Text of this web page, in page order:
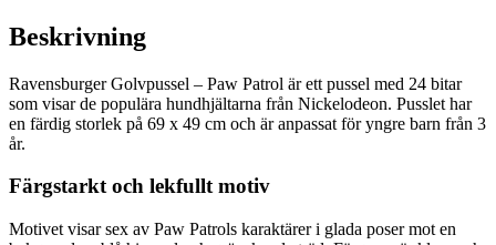
Beskrivning
Ravensburger Golvpussel – Paw Patrol är ett pussel med 24 bitar
som visar de populära hundhjältarna från Nickelodeon. Pusslet har
en färdig storlek på 69 x 49 cm och är anpassat för yngre barn från 3
år.
Färgstarkt och lekfullt motiv
Motivet visar sex av Paw Patrols karaktärer i glada poser mot en